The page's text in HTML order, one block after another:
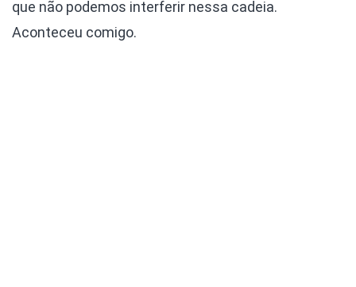
que não podemos interferir nessa cadeia.
Aconteceu comigo.